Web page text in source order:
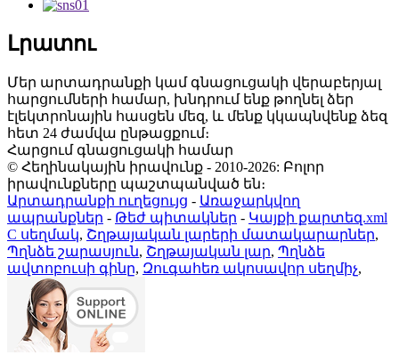
Լրատու
Մեր արտադրանքի կամ գնացուցակի վերաբերյալ
հարցումների համար, խնդրում ենք թողնել ձեր
էլեկտրոնային հասցեն մեզ, և մենք կկապնվենք ձեզ
հետ 24 ժամվա ընթացքում։
Հարցում գնացուցակի համար
© Հեղինակային իրավունք - 2010-2026: Բոլոր
իրավունքները պաշտպանված են։
Արտադրանքի ուղեցույց - Առաջարկվող
ապրանքներ - Թեժ պիտակներ - Կայքի քարտեզ.xml
C սեղմակ, Շղթայական լարերի մատակարարներ,
Պղնձե շարասյուն, Շղթայական լար, Պղնձե
ավտոբուսի գինը, Զուգահեռ ակոսավոր սեղմիչ,